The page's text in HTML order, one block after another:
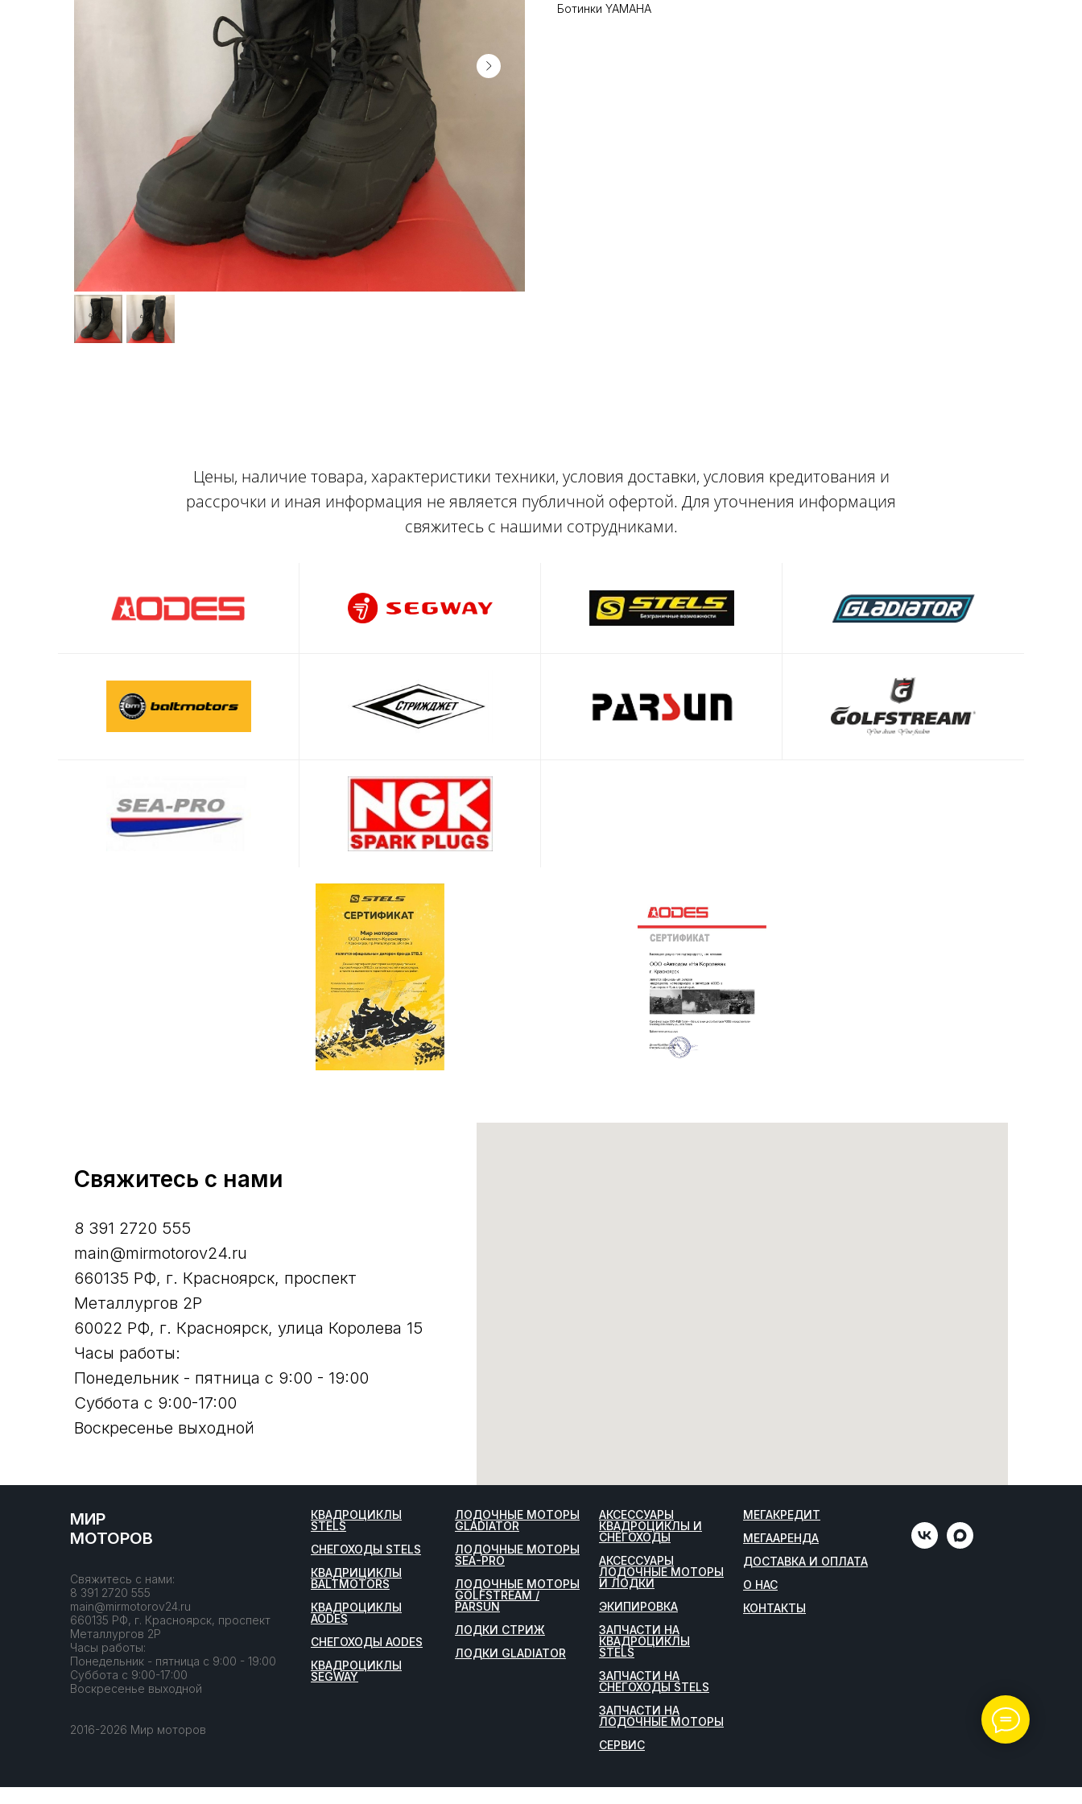
Ботинки YAMAHA
Цены, наличие товара, характеристики техники, условия доставки, условия кредитования и
рассрочки и иная информация не является публичной офертой. Для уточнения информация
свяжитесь с нашими сотрудниками.
Свяжитесь с нами
8 391 2720 555
main@mirmotorov24.ru
660135 РФ, г. Красноярск, проспект
Металлургов 2Р
60022 РФ, г. Красноярск, улица Королева 15
Часы работы:
Понедельник - пятница с 9:00 - 19:00
Суббота с 9:00-17:00
Воскресенье выходной
МИР
МОТОРОВ
Свяжитесь с нами:
8 391 2720 555
main@mirmotorov24.ru
660135 РФ, г. Красноярск, проспект
Металлургов 2Р
Часы работы:
Понедельник - пятница с 9:00 - 19:00
Суббота с 9:00-17:00
Воскресенье выходной
2016-2026 Мир моторов
КВАДРОЦИКЛЫ
STELS
СНЕГОХОДЫ STELS
КВАДРИЦИКЛЫ
BALTMOTORS
КВАДРОЦИКЛЫ
AODES
СНЕГОХОДЫ AODES
КВАДРОЦИКЛЫ
SEGWAY
ЛОДОЧНЫЕ МОТОРЫ
GLADIATOR
ЛОДОЧНЫЕ МОТОРЫ
SEA-PRO
ЛОДОЧНЫЕ МОТОРЫ
GOLFSTREAM /
PARSUN
ЛОДКИ СТРИЖ
ЛОДКИ GLADIATOR
АКСЕССУАРЫ
КВАДРОЦИКЛЫ И
СНЕГОХОДЫ
АКСЕССУАРЫ
ЛОДОЧНЫЕ МОТОРЫ
И ЛОДКИ
ЭКИПИРОВКА
ЗАПЧАСТИ НА
КВАДРОЦИКЛЫ
STELS
ЗАПЧАСТИ НА
СНЕГОХОДЫ STELS
ЗАПЧАСТИ НА
ЛОДОЧНЫЕ МОТОРЫ
СЕРВИС
МЕГАКРЕДИТ
МЕГААРЕНДА
ДОСТАВКА И ОПЛАТА
О НАС
КОНТАКТЫ